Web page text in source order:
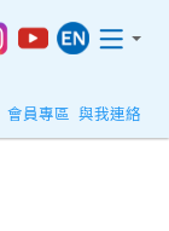
會員專區 與我連絡